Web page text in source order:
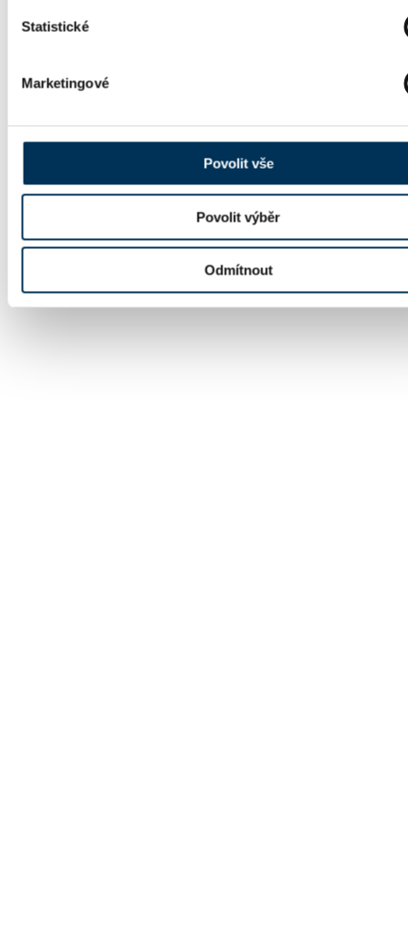
Statistické
Marketingové
Povolit vše
Povolit výběr
Odmítnout